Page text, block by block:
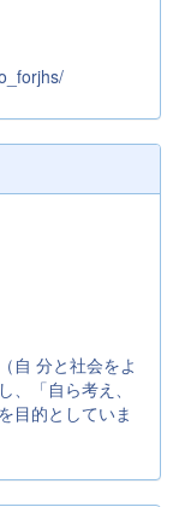
自 分と社会をよ
、「自ら考え、
目的としていま